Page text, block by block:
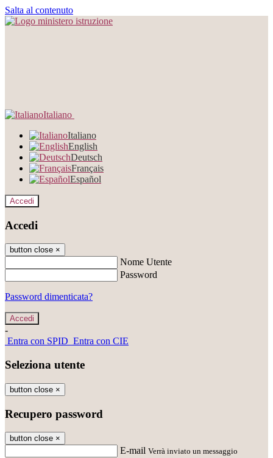
Salta al contenuto
Italiano
Italiano
English
Deutsch
Français
Español
Accedi
Accedi
button close ×
Nome Utente
Password
Password dimenticata?
-
Entra con SPID Entra con CIE
Seleziona utente
button close ×
Recupero password
button close ×
E-mail Verrà inviato un messaggio